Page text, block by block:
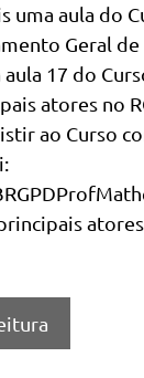
uma aula do
Geral
aula 17 do
atores no
ao Curso
atores